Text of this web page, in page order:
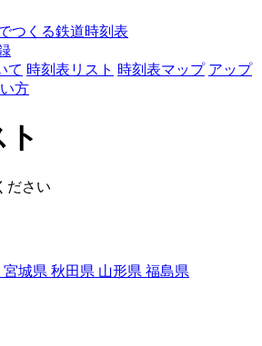
つくる鉄道時刻表
て 時刻表リスト 時刻表マップ アップ
方
ださい
宮城県 秋田県 山形県 福島県